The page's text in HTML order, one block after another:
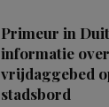
Primeur in
informatie over
vrijdaggebed
stadsbord